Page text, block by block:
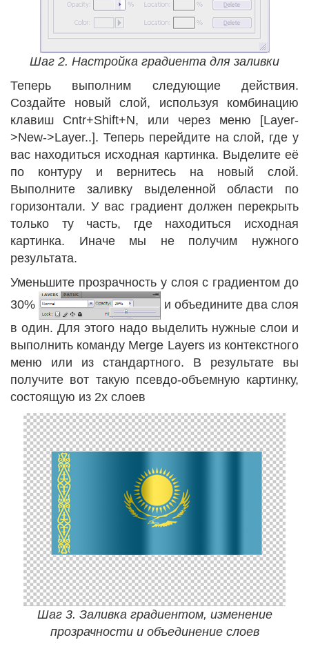
Шаг 2. Настройка градиента для заливки
Теперь выполним следующие действия.
Создайте новый слой, используя комбинацию
клавиш Cntr+Shift+N, или через меню [Layer-
>New->Layer..]. Теперь перейдите на слой, где у
вас находиться исходная картинка. Выделите её
по контуру и вернитесь на новый слой.
Выполните заливку выделенной области по
горизонтали. У вас градиент должен перекрыть
только ту часть, где находиться исходная
картинка. Иначе мы не получим нужного
результата.
Уменьшите прозрачность у слоя с градиентом до
30%
и объедините два слоя
в один. Для этого надо выделить нужные слои и
выполнить команду Merge Layers из контекстного
меню или из стандартного. В результате вы
получите вот такую псевдо-объемную картинку,
состоящую из 2х слоев
Шаг 3. Заливка градиентом, изменение
прозрачности и объединение слоев